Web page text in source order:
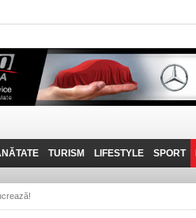
TURISM
PRIN MUNȚII
LIFESTYLE
POVESTE DE VIAȚĂ
SPORT